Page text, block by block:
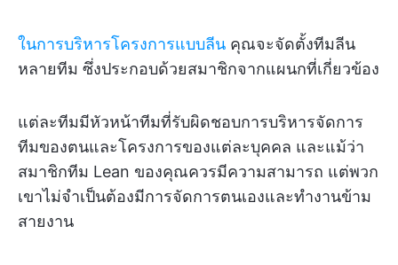
ในการบริหารโครงการแบบลีน คุณจะจัดตั้งทีมลีน
หลายทีม ซึ่งประกอบด้วยสมาชิกจากแผนกที่เกี่ยวข้อง
แต่ละทีมมีหัวหน้าทีมที่รับผิดชอบการบริหารจัดการ
ทีมของตนและโครงการของแต่ละบุคคล และแม้ว่า
สมาชิกทีม Lean ของคุณควรมีความสามารถ แต่พวก
เขาไม่จำเป็นต้องมีการจัดการตนเองและทำงานข้าม
สายงาน